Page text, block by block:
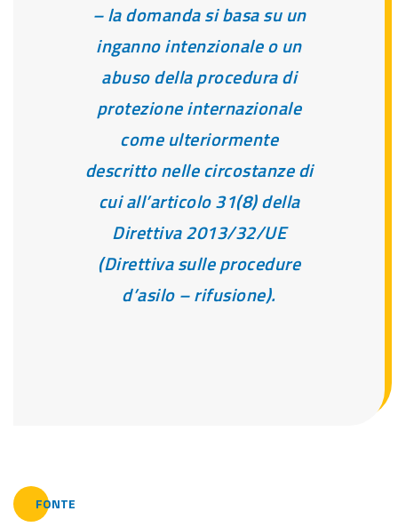
– la domanda si basa su un
inganno intenzionale o un
abuso della procedura di
protezione internazionale
come ulteriormente
descritto nelle circostanze di
cui all’articolo 31(8) della
Direttiva 2013/32/UE
(Direttiva sulle procedure
d’asilo – rifusione).
FONTE